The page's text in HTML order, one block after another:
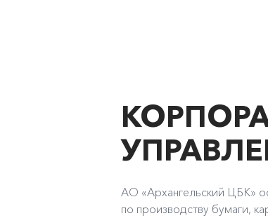
АО «Архангельский ЦБК»
по производству бумаги,